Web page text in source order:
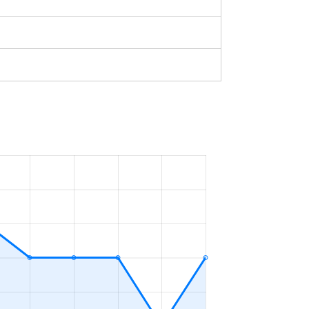
築14年
2023年4～6月
-
2023年7～9月
-
2023年4～6月
2023年1～3月